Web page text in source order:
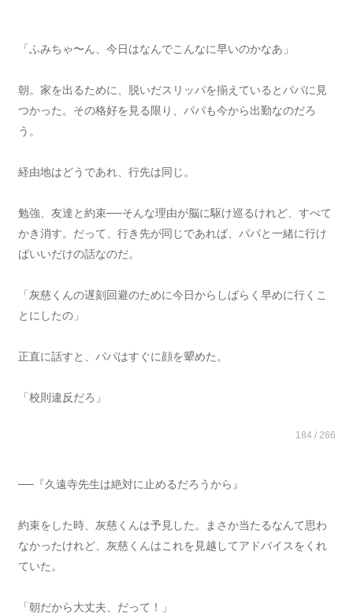
「ふみちゃ〜ん、今日はなんでこんなに早いのかなあ」
朝。家を出るために、脱いだスリッパを揃えているとパパに見
つかった。その格好を見る限り、パパも今から出勤なのだろ
う。
経由地はどうであれ、行先は同じ。
勉強、友達と約束──そんな理由が脳に駆け巡るけれど、すべて
かき消す。だって、行き先が同じであれば、パパと一緒に行け
ばいいだけの話なのだ。
「灰慈くんの遅刻回避のために今日からしばらく早めに行くこ
とにしたの」
正直に話すと、パパはすぐに顔を顰めた。
「校則違反だろ」
184 / 266
──『久遠寺先生は絶対に止めるだろうから』
約束をした時、灰慈くんは予見した。まさか当たるなんて思わ
なかったけれど、灰慈くんはこれを見越してアドバイスをくれ
ていた。
「朝だから大丈夫、だって！」